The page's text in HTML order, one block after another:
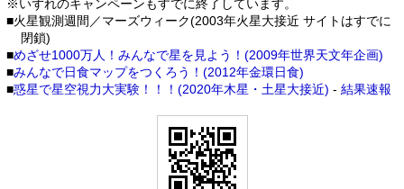
※いずれのキャンペーンもすでに終了しています。
■火星観測週間／マーズウィーク(2003年火星大接近 サイトはすでに
閉鎖)
■めざせ1000万人！みんなで星を見よう！(2009年世界天文年企画)
■みんなで日食マップをつくろう！(2012年金環日食)
■惑星で星空視力大実験！！！(2020年木星・土星大接近) - 結果速報